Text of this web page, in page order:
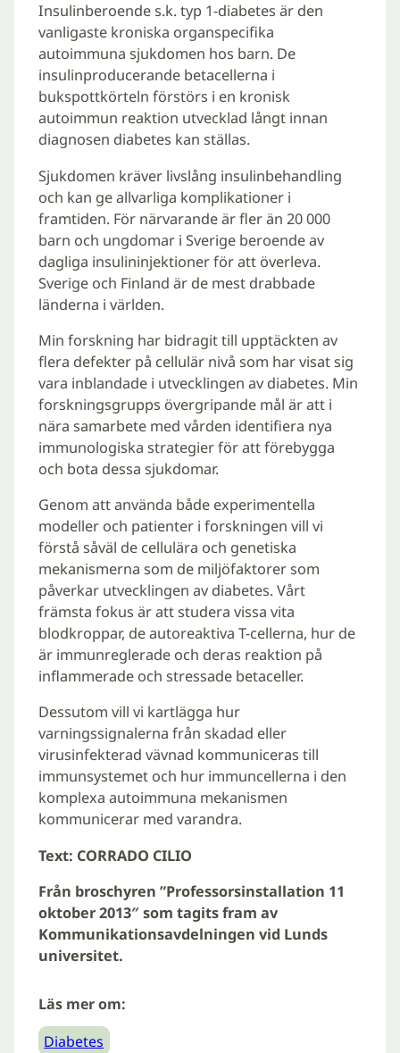
Insulinberoende s.k. typ 1-diabetes är den
vanligaste kroniska organspecifika
autoimmuna sjukdomen hos barn. De
insulinproducerande betacellerna i
bukspottkörteln förstörs i en kronisk
autoimmun reaktion utvecklad långt innan
diagnosen diabetes kan ställas.
Sjukdomen kräver livslång insulinbehandling
och kan ge allvarliga komplikationer i
framtiden. För närvarande är fler än 20 000
barn och ungdomar i Sverige beroende av
dagliga insulininjektioner för att överleva.
Sverige och Finland är de mest drabbade
länderna i världen.
Min forskning har bidragit till upptäckten av
flera defekter på cellulär nivå som har visat sig
vara inblandade i utvecklingen av diabetes. Min
forskningsgrupps övergripande mål är att i
nära samarbete med vården identifiera nya
immunologiska strategier för att förebygga
och bota dessa sjukdomar.
Genom att använda både experimentella
modeller och patienter i forskningen vill vi
förstå såväl de cellulära och genetiska
mekanismerna som de miljöfaktorer som
påverkar utvecklingen av diabetes. Vårt
främsta fokus är att studera vissa vita
blodkroppar, de autoreaktiva T-cellerna, hur de
är immunreglerade och deras reaktion på
inflammerade och stressade betaceller.
Dessutom vill vi kartlägga hur
varningssignalerna från skadad eller
virusinfekterad vävnad kommuniceras till
immunsystemet och hur immuncellerna i den
komplexa autoimmuna mekanismen
kommunicerar med varandra.
Text: CORRADO CILIO
Från broschyren ”Professorsinstallation 11
oktober 2013″ som tagits fram av
Kommunikationsavdelningen vid Lunds
universitet.
Läs mer om:
Diabetes